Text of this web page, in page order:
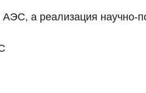
а реализация научно-